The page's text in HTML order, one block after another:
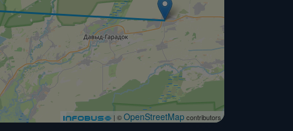
| ©OpenStreetMapcontributors